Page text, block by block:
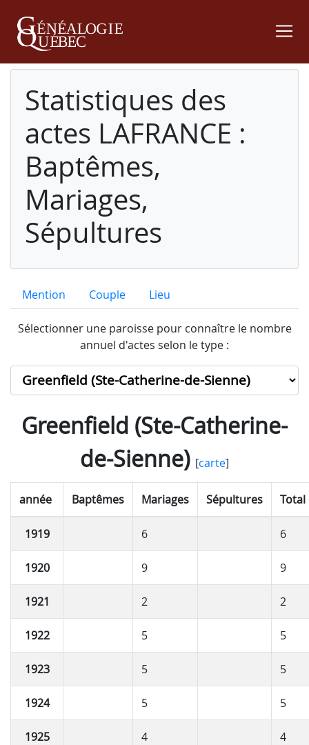
Statistiques des
actes LAFRANCE :
Baptêmes,
Mariages,
Sépultures
Mention Couple Lieu
Sélectionner une paroisse pour connaître le nombre
annuel d'actes selon le type :
Greenfield (Ste-Catherine-
de-Sienne)[carte]
année Baptêmes Mariages Sépultures Total
1919 6 6
1920 9 9
1921 2 2
1922 5 5
1923 5 5
1924 5 5
1925 4 4